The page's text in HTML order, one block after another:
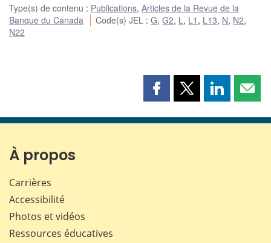
Type(s) de contenu : Publications, Articles de la Revue de la
Banque du Canada
Code(s) JEL :G,G2, L, L1 , L13, N, N2,
N22
Partager
page
Partager
page
Partager
page page
À propos
Carrières
Accessibilité
Photos et vidéos
Ressources éducatives